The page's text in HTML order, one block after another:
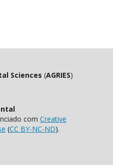
Sciences (AGRIES)
com Creative
(CC BY-NC-ND).